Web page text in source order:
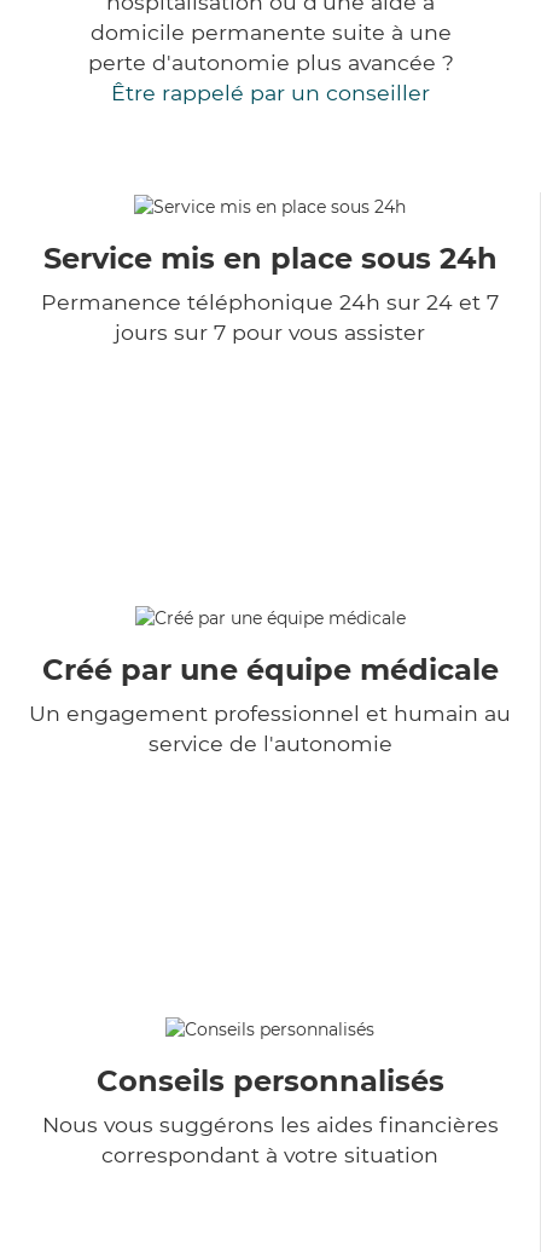
domicile permanente suite à une
perte d'autonomie plus avancée ?
Être rappelé par un conseiller
Service mis en place sous 24h
Permanence téléphonique 24h sur 24 et 7
jours sur 7 pour vous assister
Créé par une équipe médicale
Un engagement professionnel et humain au
service de l'autonomie
Conseils personnalisés
Nous vous suggérons les aides financières
correspondant à votre situation